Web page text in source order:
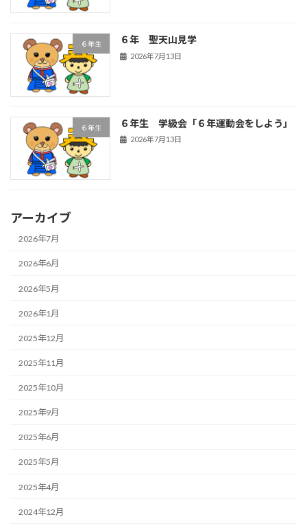
６年生 ６年 聖天山見学
2026年7月13日
６年生 ６年生 学級会「６年運動会をしよう」
2026年7月13日
アーカイブ
2026年7月
2026年6月
2026年5月
2026年1月
2025年12月
2025年11月
2025年10月
2025年9月
2025年6月
2025年5月
2025年4月
2024年12月